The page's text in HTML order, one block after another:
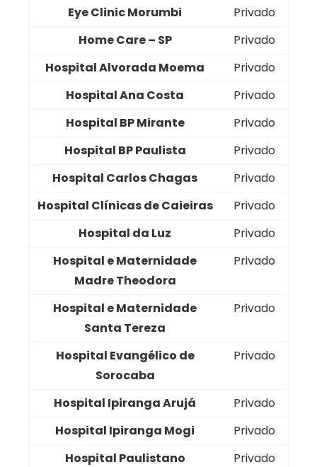
Eye Clinic Morumbi
Privado
Home Care – SP
Privado
Hospital Alvorada Moema
Privado
Hospital Ana Costa
Privado
Hospital BP Mirante
Privado
Hospital BP Paulista
Privado
Hospital Carlos Chagas
Privado
Hospital Clínicas de Caieiras
Privado
Hospital da Luz
Privado
Hospital e Maternidade
Madre Theodora
Privado
Hospital e Maternidade
Santa Tereza
Privado
Hospital Evangélico de
Sorocaba
Privado
Hospital Ipiranga Arujá
Privado
Hospital Ipiranga Mogi
Privado
Hospital Paulistano
Privado